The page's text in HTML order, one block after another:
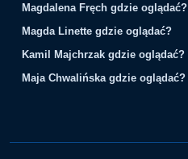
Magdalena Fręch gdzie oglądać?
Magda Linette gdzie oglądać?
Kamil Majchrzak gdzie oglądać?
Maja Chwalińska gdzie oglądać?